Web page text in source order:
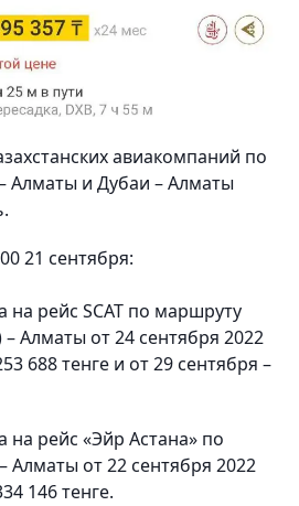
авиакомпаний по
Алматы и Дубаи – Алматы
21 сентября:
на рейс SCAT по маршруту
Алматы от 24 сентября 2022
688 тенге и от 29 сентября –
на рейс «Эйр Астана» по
Алматы от 22 сентября 2022
146 тенге.